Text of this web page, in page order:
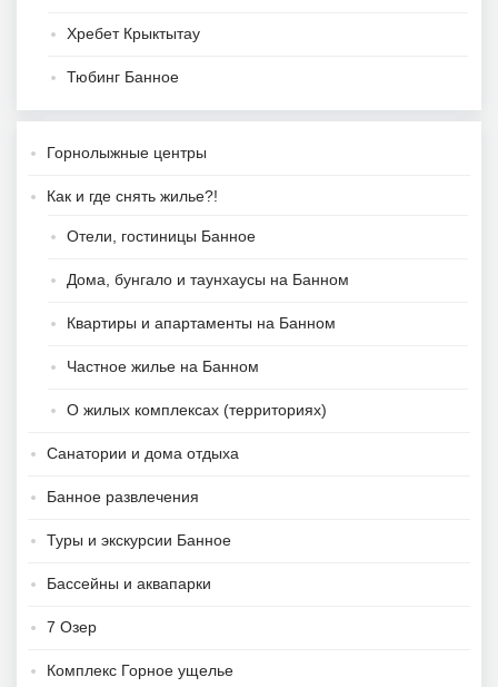
Хребет Крыктытау
Тюбинг Банное
Горнолыжные центры
Как и где снять жилье?!
Отели, гостиницы Банное
Дома, бунгало и таунхаусы на Банном
Квартиры и апартаменты на Банном
Частное жилье на Банном
О жилых комплексах (территориях)
Санатории и дома отдыха
Банное развлечения
Туры и экскурсии Банное
Бассейны и аквапарки
7 Озер
Комплекс Горное ущелье